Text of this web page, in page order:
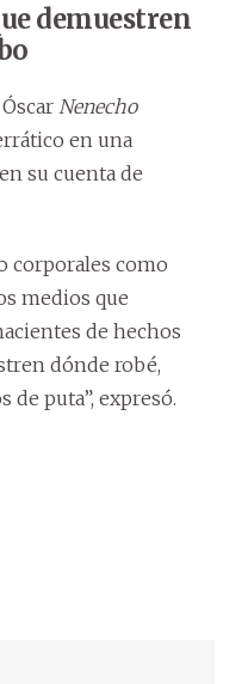
demuestren
Nenecho
en una
su cuenta de
corporales como
medios que
de hechos
dónde robé,
de puta”, expresó.